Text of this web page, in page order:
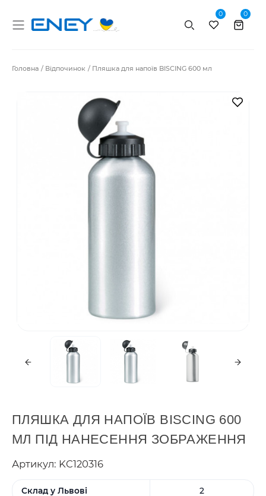
Пошук
0 0
Головна Відпочинок Пляшка для напоїв BISCING 600 мл
В
ПЛЯШКА ДЛЯ НАПОЇВ BISCING 600
МЛ ПІД НАНЕСЕННЯ ЗОБРАЖЕННЯ
Артикул: KC120316
Склад у Львові 2